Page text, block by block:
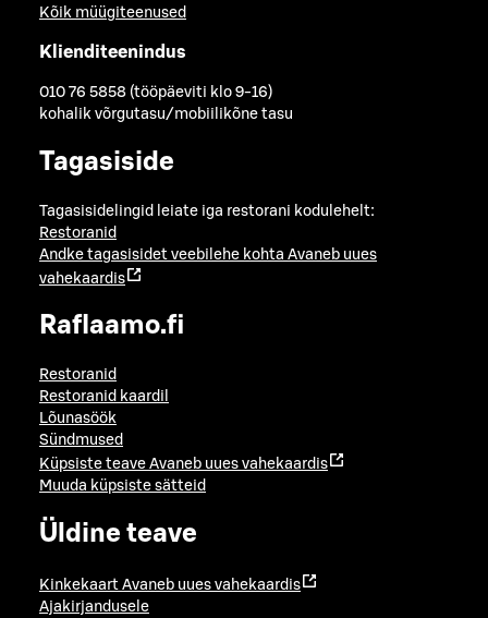
Kõik müügiteenused
Klienditeenindus
010 76 5858 (tööpäeviti klo 9-16)
kohalik võrgutasu/mobiilikõne tasu
Tagasiside
Tagasisidelingid leiate iga restorani kodulehelt:
Restoranid
Andke tagasisidet veebilehe kohta Avaneb uues
vahekaardis
Raflaamo.fi
Restoranid
Restoranid kaardil
Lõunasöök
Sündmused
Küpsiste teave Avaneb uues vahekaardis
Muuda küpsiste sätteid
Üldine teave
Kinkekaart Avaneb uues vahekaardis
Ajakirjandusele